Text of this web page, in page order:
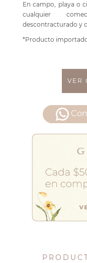
En campo, playa o
cualquier
descontracturado y
*Producto
VER